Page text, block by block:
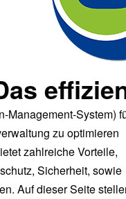
Management-System)
zu optimieren
zahlreiche Vorteile,
Sicherheit, sowie
Auf dieser Seite